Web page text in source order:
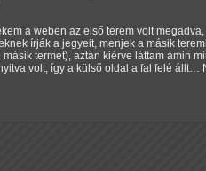
a weben az első terem volt
írják a jegyeit, menjek a másik
termet), aztán kiérve láttam amin
volt, így a külső oldal a fal felé állt…